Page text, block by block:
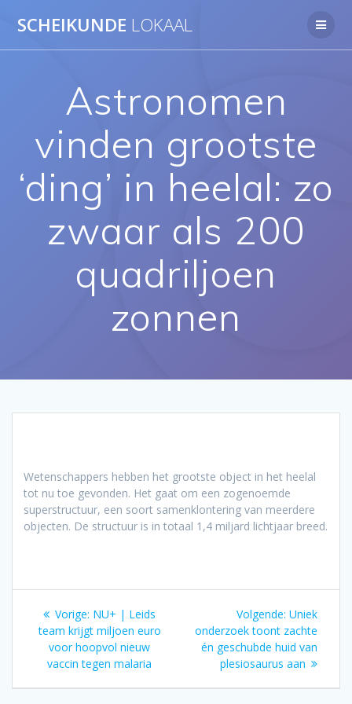
naar
SCHEIKUNDE LOKAAL
Astronomen
vinden grootste
‘ding’ in heelal: zo
zwaar als 200
quadriljoen
zonnen
Wetenschappers hebben het grootste object in het heelal
tot nu toe gevonden. Het gaat om een zogenoemde
superstructuur, een soort samenklontering van meerdere
objecten. De structuur is in totaal 1,4 miljard lichtjaar breed.
Bericht
navigatie
Vorige: Vorig
bericht:
NU+ | Leids
team krijgt miljoen euro
voor hoopvol nieuw
vaccin tegen malaria
Volgende: Volgend
bericht:
Uniek
onderzoek toont zachte
én geschubde huid van
plesiosaurus aan